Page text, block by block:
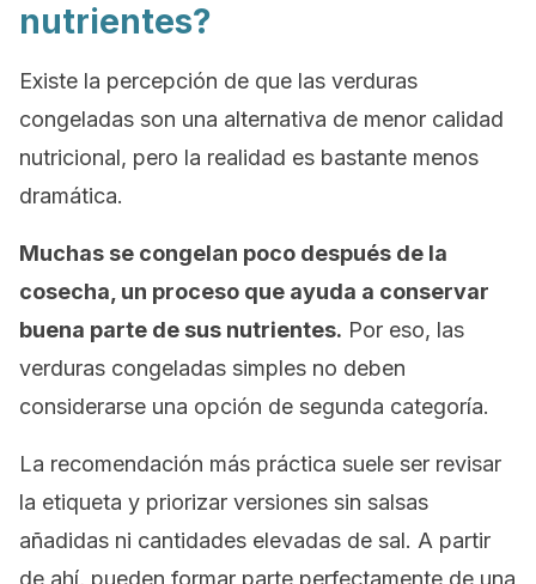
nutrientes?
Existe la percepción de que las verduras
congeladas son una alternativa de menor calidad
nutricional, pero la realidad es bastante menos
dramática.
Muchas se congelan poco después de la
cosecha, un proceso que ayuda a conservar
buena parte de sus nutrientes. Por eso, las
verduras congeladas simples no deben
considerarse una opción de segunda categoría.
La recomendación más práctica suele ser revisar
la etiqueta y priorizar versiones sin salsas
añadidas ni cantidades elevadas de sal. A partir
de ahí, pueden formar parte perfectamente de una